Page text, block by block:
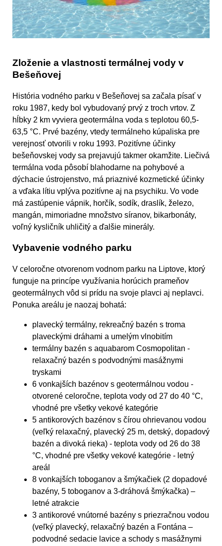
Zloženie a vlastnosti termálnej vody v
Bešeňovej
História vodného parku v Bešeňovej sa začala písať v
roku 1987, kedy bol vybudovaný prvý z troch vrtov. Z
hĺbky 2 km vyviera geotermálna voda s teplotou 60,5-
63,5 °C. Prvé bazény, vtedy termálneho kúpaliska pre
verejnosť otvorili v roku 1993. Pozitívne účinky
bešeňovskej vody sa prejavujú takmer okamžite. Liečivá
termálna voda pôsobí blahodarne na pohybové a
dýchacie ústrojenstvo, má priaznivé kozmetické účinky
a vďaka lítiu vplýva pozitívne aj na psychiku. Vo vode
má zastúpenie vápnik, horčík, sodík, draslík, železo,
mangán, mimoriadne množstvo síranov, bikarbonáty,
voľný kysličník uhličitý a ďalšie minerály.
Vybavenie vodného parku
V celoročne otvorenom vodnom parku na Liptove, ktorý
funguje na princípe využívania horúcich prameňov
geotermálnych vôd si prídu na svoje plavci aj neplavci.
Ponuka areálu je naozaj bohatá:
plavecký termálny, rekreačný bazén s troma
plaveckými dráhami a umelým vlnobitím
termálny bazén s aquabarom Cosmopolitan -
relaxačný bazén s podvodnými masážnymi
tryskami
6 vonkajších bazénov s geotermálnou vodou -
otvorené celoročne, teplota vody od 27 do 40 °C,
vhodné pre všetky vekové kategórie
5 antikorových bazénov s čírou ohrievanou vodou
(veľký relaxačný, plavecký 25 m, detský, dopadový
bazén a divoká rieka) - teplota vody od 26 do 38
°C, vhodné pre všetky vekové kategórie - letný
areál
8 vonkajších toboganov a šmýkačiek (2 dopadové
bazény, 5 toboganov a 3-dráhová šmýkačka) –
letné atrakcie
3 antikorové vnútorné bazény s priezračnou vodou
(veľký plavecký, relaxačný bazén a Fontána –
podvodné sedacie lavice a schody s masážnymi